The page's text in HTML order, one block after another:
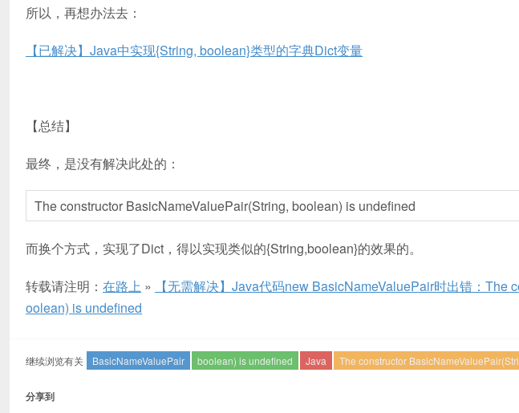
所以，再想办法去：
【已解决】Java中实现{String, boolean}类型的字典Dict变量
【总结】
最终，是没有解决此处的：
The constructor BasicNameValuePair(String, boolean) is undefined
而换个方式，实现了Dict，得以实现类似的{String,boolean}的效果的。
转载请注明： 在路上 »
【无需解决】Java代码new BasicNameValuePair时出错：The
oolean) is undefined
继续浏览有关 BasicNameValuePair boolean) is undefined Java The constructor
分享到